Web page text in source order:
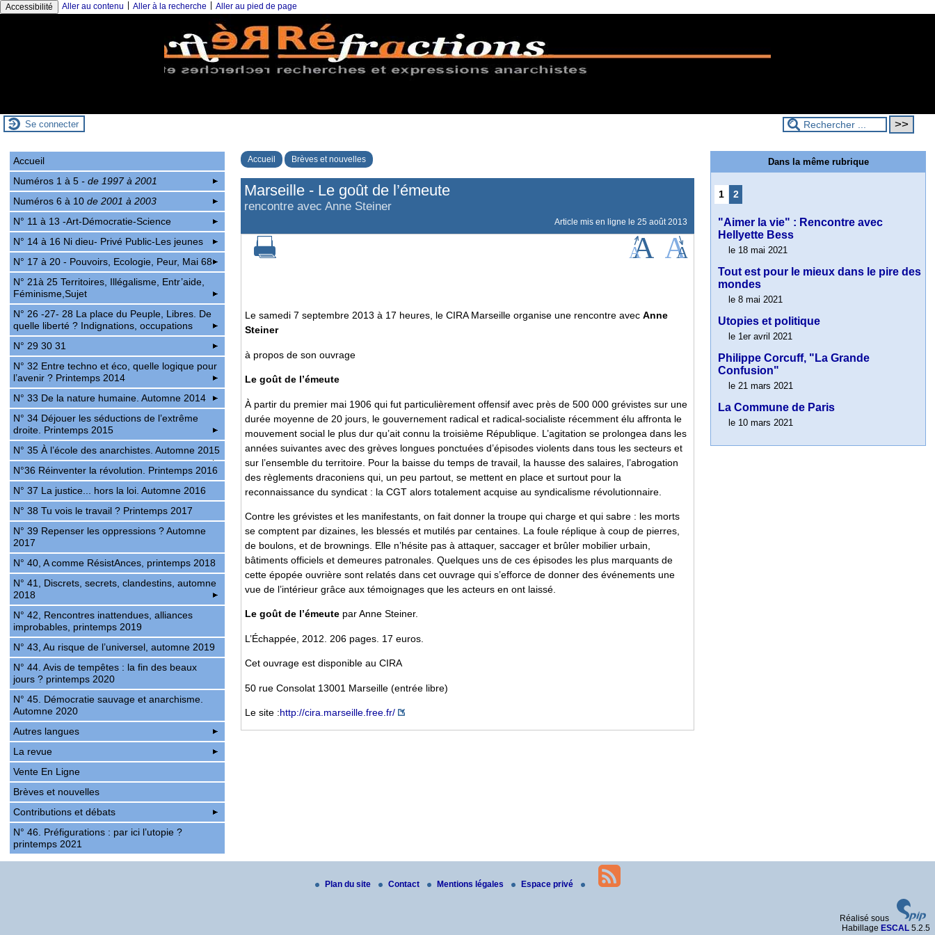
Accessibilité Aller au contenu Aller à la recherche Aller au pied de page
Se connecter
Accueil Brèves et nouvelles
Marseille - Le goût de l’émeute
rencontre avec Anne Steiner
Article mis en ligne le 25 août 2013
Le samedi 7 septembre 2013 à 17 heures, le CIRA Marseille organise une rencontre avec Anne
Steiner
à propos de son ouvrage
Le goût de l’émeute
À partir du premier mai 1906 qui fut particulièrement offensif avec près de 500 000 grévistes sur une
durée moyenne de 20 jours, le gouvernement radical et radical-socialiste récemment élu affronta le
mouvement social le plus dur qu’ait connu la troisième République. L’agitation se prolongea dans les
années suivantes avec des grèves longues ponctuées d’épisodes violents dans tous les secteurs et
sur l’ensemble du territoire. Pour la baisse du temps de travail, la hausse des salaires, l’abrogation
des règlements draconiens qui, un peu partout, se mettent en place et surtout pour la
reconnaissance du syndicat : la CGT alors totalement acquise au syndicalisme révolutionnaire.
Contre les grévistes et les manifestants, on fait donner la troupe qui charge et qui sabre : les morts
se comptent par dizaines, les blessés et mutilés par centaines. La foule réplique à coup de pierres,
de boulons, et de brownings. Elle n’hésite pas à attaquer, saccager et brûler mobilier urbain,
bâtiments officiels et demeures patronales. Quelques uns de ces épisodes les plus marquants de
cette épopée ouvrière sont relatés dans cet ouvrage qui s’efforce de donner des événements une
vue de l’intérieur grâce aux témoignages que les acteurs en ont laissé.
Le goût de l’émeute par Anne Steiner.
L’Échappée, 2012. 206 pages. 17 euros.
Cet ouvrage est disponible au CIRA
50 rue Consolat 13001 Marseille (entrée libre)
Le site :http://cira.marseille.free.fr/
Accueil
Numéros 1 à 5- de 1997 à 2001
Numéros 6 à 10de 2001 à 2003
N° 11 à 13 -Art-Démocratie-Science
N° 14 à 16 Ni dieu- Privé Public-Les jeunes
N° 17 à 20 - Pouvoirs, Ecologie, Peur, Mai 68
N° 21à 25 Territoires, Illégalisme, Entr’aide,
Féminisme,Sujet
N° 26 -27- 28 La place du Peuple, Libres. De
quelle liberté ? Indignations, occupations
N° 29 30 31
N° 32 Entre techno et éco, quelle logique pour
l’avenir ? Printemps 2014
N° 33 De la nature humaine. Automne 2014
N° 34 Déjouer les séductions de l’extrême
droite. Printemps 2015
N° 35 À l’école des anarchistes. Automne 2015
N°36 Réinventer la révolution. Printemps 2016
N° 37 La justice... hors la loi. Automne 2016
N° 38 Tu vois le travail ? Printemps 2017
N° 39 Repenser les oppressions ? Automne
2017
N° 40, A comme RésistAnces, printemps 2018
N° 41, Discrets, secrets, clandestins, automne
2018
N° 42, Rencontres inattendues, alliances
improbables, printemps 2019
N° 43, Au risque de l’universel, automne 2019
N° 44. Avis de tempêtes : la fin des beaux
jours ? printemps 2020
N° 45. Démocratie sauvage et anarchisme.
Automne 2020
Autres langues
La revue
Vente En Ligne
Brèves et nouvelles
Contributions et débats
N° 46. Préfigurations : par ici l’utopie ?
printemps 2021
Dans la même rubrique
1 2
"Aimer la vie" : Rencontre avec
Hellyette Bess
le 18 mai 2021
Tout est pour le mieux dans le pire des
mondes
le 8 mai 2021
Utopies et politique
le 1er avril 2021
Philippe Corcuff, "La Grande
Confusion"
le 21 mars 2021
La Commune de Paris
le 10 mars 2021
Plan du site Contact Mentions légales Espace privé
Réalisé sous
Habillage ESCAL5.2.5